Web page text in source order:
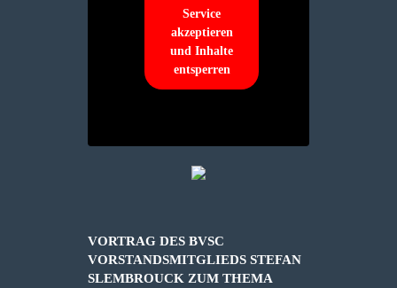
Service
akzeptieren
und Inhalte
entsperren
VORTRAG DES BVSC
VORSTANDSMITGLIEDS STEFAN
SLEMBROUCK ZUM THEMA